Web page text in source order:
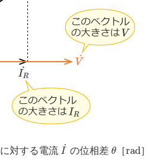
に対する電流 ˙
I
I˙
の位相差θ
θ ［rad
ra d］